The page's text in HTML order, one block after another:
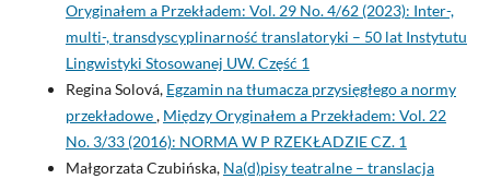
Oryginałem a Przekładem: Vol. 29 No. 4/62 (2023): Inter-,
multi-, transdyscyplinarność translatoryki – 50 lat Instytutu
Lingwistyki Stosowanej UW. Część 1
Regina Solová, Egzamin na tłumacza przysięgłego a normy
przekładowe, Między Oryginałem a Przekładem: Vol. 22
No. 3/33 (2016): NORMA W P RZEKŁADZIE CZ. 1
Małgorzata Czubińska, Na(d)pisy teatralne – translacja